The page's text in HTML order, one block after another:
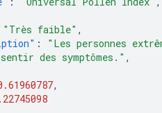
"Très faible" ,
:
"Les personnes
des symptômes." ,
,